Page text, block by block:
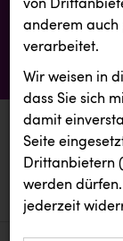
aktuelle
aktuelle
von
anderem auch
verarbeitet.
Wir weisen in
dass Sie sich
damit
Seite
Drittanbietern
werden
jederzeit